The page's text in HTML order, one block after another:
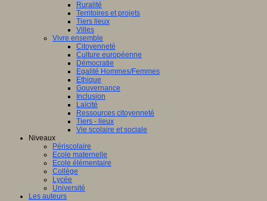
Ruralité
Territoires et projets
Tiers lieux
Villes
Vivre ensemble
Citoyenneté
Culture européenne
Démocratie
Egalité Hommes/Femmes
Ethique
Gouvernance
Inclusion
Laïcité
Ressources citoyenneté
Tiers - lieux
Vie scolaire et sociale
Niveaux
Périscolaire
Ecole maternelle
Ecole élémentaire
Collège
Lycée
Université
Les auteurs